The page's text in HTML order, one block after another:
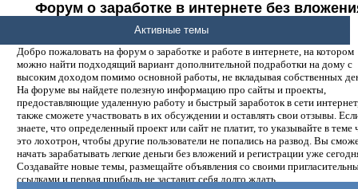
Форум о заработке в интернете без
денег.
Добро пожаловать на форум о заработке и работе в интернете, на котором
можно найти подходящий вариант дополнительной подработки на дому с
высоким доходом помимо основной работы, не вкладывая собственных
На форуме вы найдете полезную информацию про сайты и проекты,
предоставляющие удаленную работу и быстрый заработок в сети
также сможете участвовать в их обсуждении и оставлять свои отзывы.
знаете, что определенный проект или сайт не платит, то указывайте в теме
это лохотрон, чтобы другие пользователи не попались на развод. Вы
начать зарабатывать легкие деньги без вложений и регистрации уже
Создавайте новые темы, размещайте объявления со своими
ссылками и первая прибыль не заставит себя долго ждать.
Активные темы